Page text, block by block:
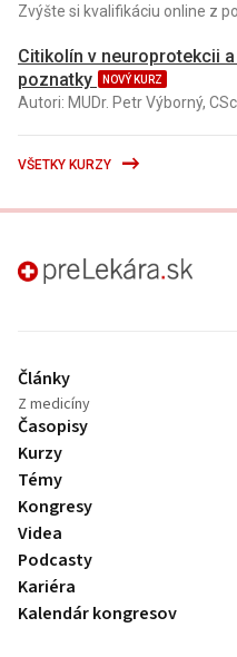
Zvýšte si kvalifikáciu online z
Citikolín v neuroprotekcii
poznatky
NOVÝ KURZ
Autori: MUDr. Petr Výborný,
VŠETKY KURZY
preLekára.sk
Články
Z medicíny
Časopisy
Kurzy
Témy
Kongresy
Videa
Podcasty
Kariéra
Kalendár kongresov